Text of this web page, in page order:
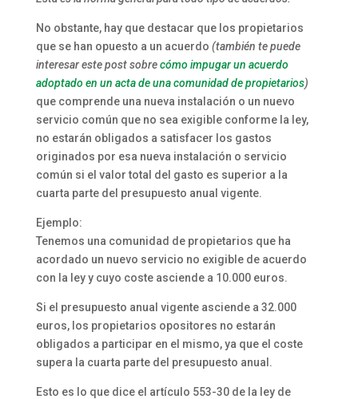
No obstante, hay que destacar que los propietarios
que se han opuesto a un acuerdo (también te puede
interesar este post sobrecómo impugar un acuerdo
adoptado en un acta de una comunidad de propietarios)
que comprende una nueva instalación o un nuevo
servicio común que no sea exigible conforme la ley,
no estarán obligados a satisfacer los gastos
originados por esa nueva instalación o servicio
común si el valor total del gasto es superior a la
cuarta parte del presupuesto anual vigente.
Ejemplo:
Tenemos una comunidad de propietarios que ha
acordado un nuevo servicio no exigible de acuerdo
con la ley y cuyo coste asciende a 10.000 euros.
Si el presupuesto anual vigente asciende a 32.000
euros, los propietarios opositores no estarán
obligados a participar en el mismo, ya que el coste
supera la cuarta parte del presupuesto anual.
Esto es lo que dice el artículo 553-30 de la ley de